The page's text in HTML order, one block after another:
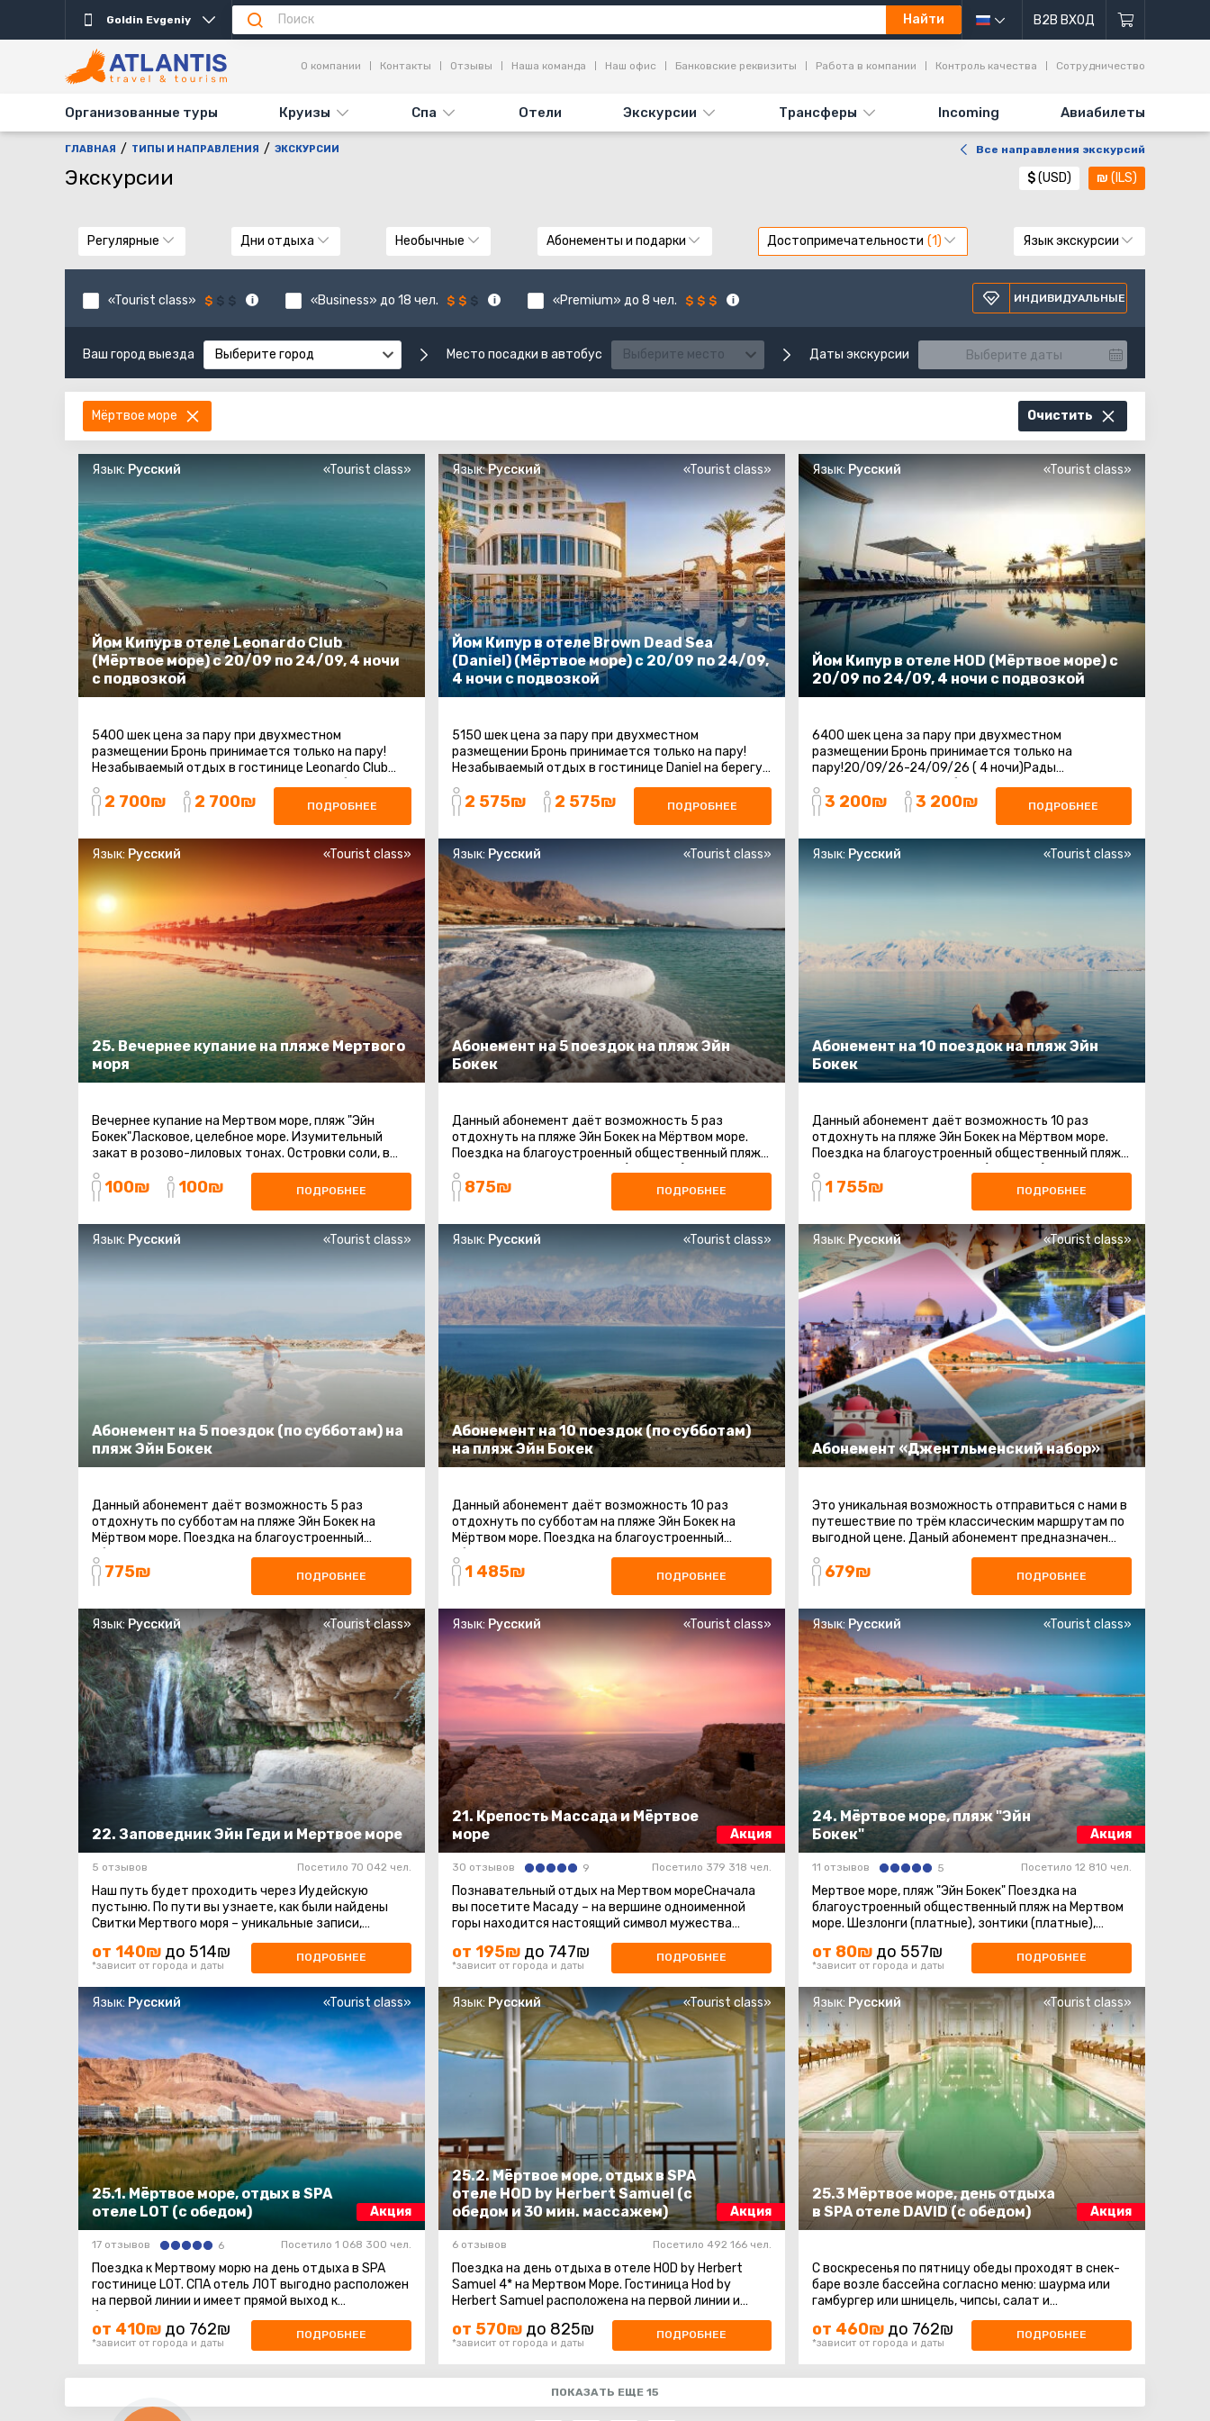
Goldin Evgeniy Найти B2B ВХОД
Организованные туры Круизы Спа Отели Экскурсии Трансферы Incoming Авиабилеты
О компании Контакты Отзывы Наша команда Наш офис Банковские реквизиты Работа в компании Контроль качества Сотрудничество
ГЛАВНАЯ ТИПЫ И НАПРАВЛЕНИЯ ЭКСКУРСИИ Все направления экскурсий
Экскурсии $(USD) ₪ (ILS)
Регулярные Дни отдыха Необычные Абонементы и подарки Достопримечательности Язык экскурсии
ИНДИВИДУАЛЬНЫЕ
«Tourist class» «Business» до 18 чел. «Premium» до 8 чел.
Ваш город выезда Выберите город Место посадки в автобус Выберите место Даты экскурсии
Мёртвое море Очистить
Йом Кипур в отеле Leonardo Club
(Мёртвое море) с 20/09 по 24/09, 4 ночи
с подвозкой
Язык: Русский «Tourist class»
5400 шек цена за пару при двухместном
размещении Бронь принимается только на пару!
Незабываемый отдых в гостинице Leonardo Club
включает групповой трансфер с точки сбора до ...
2 700₪ 2 700₪ ПОДРОБНЕЕ
Йом Кипур в отеле Brown Dead Sea
(Daniel) (Мёртвое море) с 20/09 по 24/09,
4 ночи с подвозкой
Язык:Русский «Tourist class»
5150 шек цена за пару при двухместном
размещении Бронь принимается только на пару!
Незабываемый отдых в гостинице Daniel на берегу
Мертвого Моря включает групповой трансфер ...
2 575₪ 2 575₪ ПОДРОБНЕЕ
Йом Кипур в отеле HOD (Мёртвое море) с
20/09 по 24/09, 4 ночи с подвозкой
Язык: Русский «Tourist class»
6400 шек цена за пару при двухместном
размещении Бронь принимается только на
пару!20/09/26-24/09/26 ( 4 ночи)Рады
предложить Вам не за бываемый отдых в отеле
3 200₪ 3 200₪ ПОДРОБНЕЕ
25. Вечернее купание на пляже Мертвого
моря
Язык:Русский «Tourist class»
Вечернее купание на Мертвом море, пляж "Эйн
Бокек"Ласковое, целебное море. Изумительный
закат в розово-лиловых тонах. Островки соли, в
лучах заходящего солнца, переливающиеся ...
100₪ 100₪ ПОДРОБНЕЕ
Абонемент на 5 поездок на пляж Эйн
Бокек
Язык: Русский «Tourist class»
Данный абонемент даёт возможность 5 раз
отдохнуть на пляже Эйн Бокек на Мёртвом море.
Поездка на благоустроенный общественный пляж
на Мертвом море. Шезлонги (платные) ...
875₪ ПОДРОБНЕЕ
Абонемент на 10 поездок на пляж Эйн
Бокек
Язык: Русский «Tourist class»
Данный абонемент даёт возможность 10 раз
отдохнуть на пляже Эйн Бокек на Мёртвом море.
Поездка на благоустроенный общественный пляж
на Мертвом море. Шезлонги (платные) ...
1 755₪ ПОДРОБНЕЕ
Абонемент на 5 поездок (по субботам) на
пляж Эйн Бокек
Язык: Русский «Tourist class»
Данный абонемент даёт возможность 5 раз
отдохнуть по субботам на пляже Эйн Бокек на
Мёртвом море. Поездка на благоустроенный
общественный пляж на Мертвом море. Шезлонги ...
775₪ ПОДРОБНЕЕ
Абонемент на 10 поездок (по субботам)
на пляж Эйн Бокек
Язык: Русский «Tourist class»
Данный абонемент даёт возможность 10 раз
отдохнуть по субботам на пляже Эйн Бокек на
Мёртвом море. Поездка на благоустроенный
общественный пляж на Мертвом море. Шезлонги ...
1 485₪ ПОДРОБНЕЕ
Абонемент «Джентльменский набор»
Язык:Русский «Tourist class»
Это уникальная возможность отправиться с нами в
путешествие по трём классическим маршрутам по
выгодной цене. Даный абонемент предназначен
для тех, кто хочет увидеть ...
679₪ ПОДРОБНЕЕ
22. Заповедник Эйн Геди и Мертвое море
Язык:Русский «Tourist class»
5 отзывов Посетило 70 042 чел.
Наш путь будет проходить через Иудейскую
пустыню. По пути вы узнаете, как были найдены
Свитки Мертвого моря – уникальные записи,
оказавшие серьёзное влияние на иудаизм ...
от 140₪ до 514₪
*зависит от города и даты
ПОДРОБНЕЕ
21. Крепость Массада и Мёртвое
море
Акция
Язык: Русский «Tourist class»
30 отзывов 9 Посетило 379 318 чел.
Познавательный отдых на Мертвом мореСначала
вы посетите Масаду – на вершине одноименной
горы находится настоящий символ мужества
еврейского народа! Это развалины ...
от 195₪ до 747₪
*зависит от города и даты
ПОДРОБНЕЕ
24. Мёртвое море, пляж "Эйн
Бокек"
Акция
Язык: Русский «Tourist class»
11 отзывов 5 Посетило 12 810 чел.
Мeртвое море, пляж "Эйн Бокек" Поездка на
благоустроенный общественный пляж на Мертвом
море. Шезлонги (платные), зонтики (платные),
от 80₪ до 557₪
*зависит от города и даты
ПОДРОБНЕЕ
25.1. Мёртвое море, отдых в SPA
отеле LOT (с обедом)
Акция
Язык:Русский «Tourist class»
17 отзывов 6 Посетило 1 068 300 чел.
Поездка к Мертвому морю на день отдыха в SPA
гостинице LOT. СПА отель ЛОТ выгодно расположен
на первой линии и имеет прямой выход к
благоустроенному пляжу Мертвого моря ...
от 410₪ до 762₪
*зависит от города и даты
ПОДРОБНЕЕ
25.2. Мёртвое море, отдых в SPA
отеле HOD by Herbert Samuel (с
обедом и 30 мин. массажем)
Акция
Язык: Русский «Tourist class»
6 отзывов Посетило 492 166 чел.
Поездка на день отдыха в отеле HOD by Herbert
Samuel 4* на Мертвом Море. Гостиница Hod by
Herbert Samuel расположена на первой линии и
имеет выход на прилегающий к отелю
благоустроенный ...
от 570₪ до 825₪
*зависит от города и даты
ПОДРОБНЕЕ
25.3 Мёртвое море, день отдыха
в SPA отеле DAVID (с обедом)
Акция
Язык: Русский «Tourist class»
С воскресенья по пятницу обеды проходят в снек-
баре возле бассейна согласно меню: шаурма или
гамбургер или шницель, чипсы, салат и
напитки.Поездка на день отдыха в СПА ...
от 460₪ до 762₪
*зависит от города и даты
ПОДРОБНЕЕ
ПОКАЗАТЬ ЕЩЕ 15